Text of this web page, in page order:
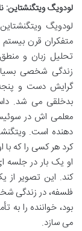
لودویگ ویتگنشتاین:
لودویگ
متفکران قرن بیستم
تحلیل زبان و
زندگی شخصی
گرایش دست و
بدخلقی می شد.
معلمی اش در
دهنده است.
کرد هر کسی را که
او یک بار در جلسه
کند. این تصویر از
فلسفه، در زندگی
بود، خواننده را به
می سازد.